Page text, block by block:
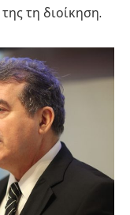
τη διοίκηση.